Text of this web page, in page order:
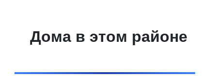
Дома в этом районе